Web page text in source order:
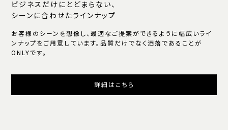
ビジネスだけにとどまらない、
シーンに合わせたラインナップ
お客様のシーンを想像し、最適なご提案ができるように幅広いライ
ンナップをご用意しています。品質だけでなく洒落であることが
ONLYです。
詳細はこちら